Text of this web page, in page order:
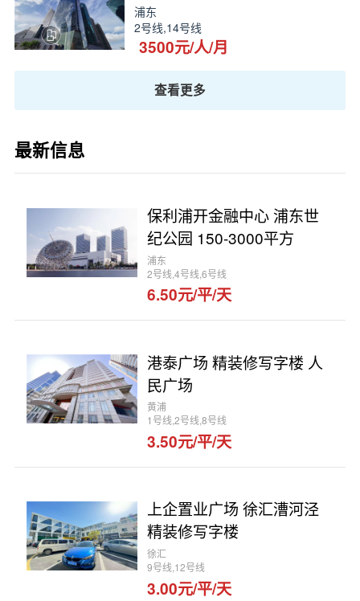
浦东
2号线,14号线
3500元/人/月
查看更多
最新信息
保利浦开金融中心 浦东世
纪公园 150-3000平方
浦东
2号线,4号线,6号线
6.50元/平/天
港泰广场 精装修写字楼 人
民广场
黄浦
1号线,2号线,8号线
3.50元/平/天
上企置业广场 徐汇漕河泾
精装修写字楼
徐汇
9号线,12号线
3.00元/平/天